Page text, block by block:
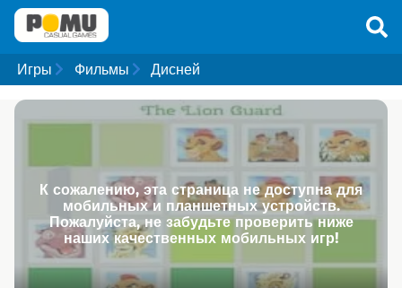
Игры Фильмы Дисней
К сожалению, эта страница не доступна для
мобильных и планшетных устройств.
Пожалуйста, не забудьте проверить ниже
наших качественных мобильных игр!